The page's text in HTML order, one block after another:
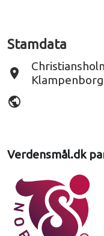
Stamdata
place
Klampenborg
public
Verdensmål.dk